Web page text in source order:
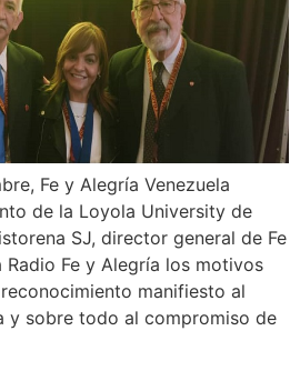
Fe y Alegría Venezuela
de la Loyola University de
SJ, director general de Fe
Fe y Alegría los motivos
manifiesto al
y sobre todo al compromiso de